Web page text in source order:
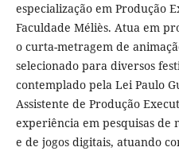
especialização em Produção
Faculdade Méliès. Atua em
o curta-metragem de
selecionado para diversos
contemplado pela Lei Paulo
Assistente de Produção
experiência em pesquisas de
e de jogos digitais, atuando